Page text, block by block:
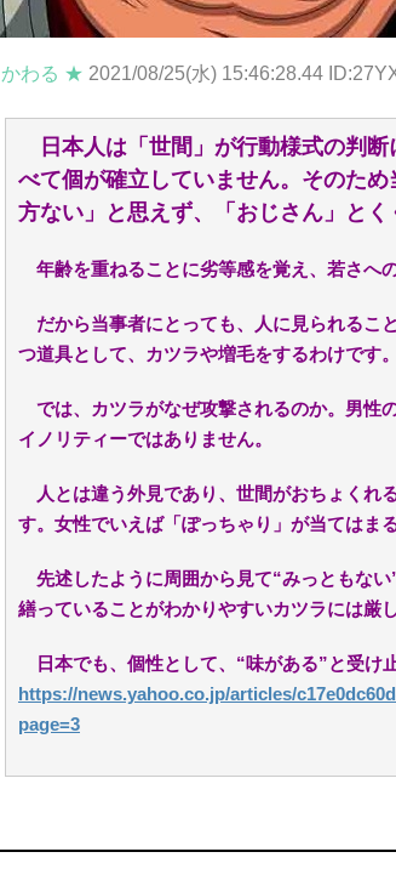
かわる ★ 2021/08/25(水) 15:46:28.44
日本人は「世間」が行動様式の判断
べて個が確立していません。そのた
方ない」と思えず、「おじさん」とく
年齢を重ねることに劣等感を覚え、若さへ
だから当事者にとっても、人に見られるこ
つ道具として、カツラや増毛をするわけです。
では、カツラがなぜ攻撃されるのか。男性
イノリティーではありません。
人とは違う外見であり、世間がおちょくれ
す。女性でいえば「ぽっちゃり」が当てはま
先述したように周囲から見て“みっともな
繕っていることがわかりやすいカツラには厳
日本でも、個性として、“味がある”と受け
https://news.yahoo.co.jp/articles/
page=3